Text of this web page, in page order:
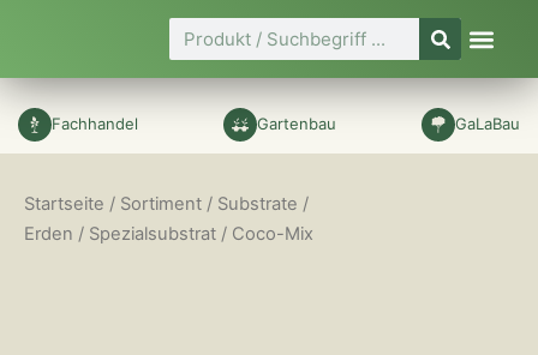
springen
Suche
Fachhandel Gartenbau GaLaBau
Startseite / Sortiment / Substrate /
Erden / Spezialsubstrat / Coco-Mix